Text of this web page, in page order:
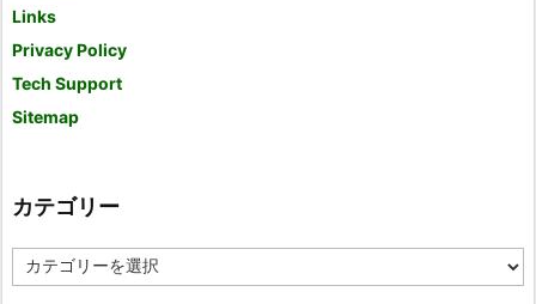
Links
Privacy Policy
Tech Support
Sitemap
カテゴリー
テ